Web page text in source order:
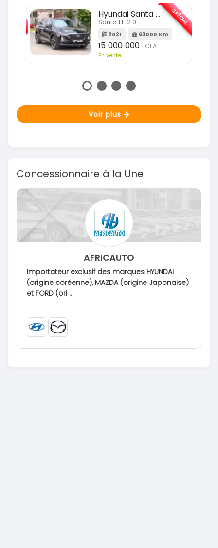
Hyundai Santa FE
Santa FE 2.0
2021 63000 Km
15 000 000 FCFA
En vente
SPÉCIAL
Voir plus
Concessionnaire à la Une
AFRICAUTO
Importateur exclusif des marques HYUNDAI
(origine coréenne), MAZDA (origine Japonaise)
et FORD (ori ...